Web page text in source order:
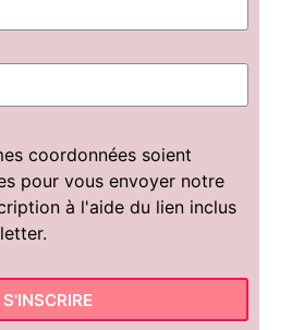
coordonnées soient
pour vous envoyer notre
à l'aide du lien inclus
S'INSCRIRE